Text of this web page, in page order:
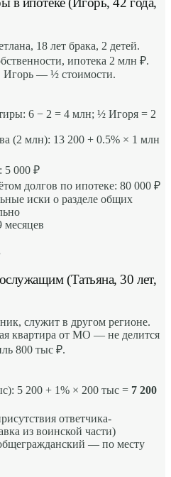
18 лет брака, 2 детей.
ипотека 2 млн ₽.
Игорь — ½ стоимости.
6 − 2 = 4 млн; ½ Игоря = 2
(2 млн): 13 200 + 0.5% × 1 млн
5 000 ₽
долгов по ипотеке: 80 000 ₽
иски о разделе общих
месяцев
(Татьяна, 30 лет,
служит в другом регионе.
квартира от МО — не делится
800 тыс ₽.
5 200 + 1% × 200 тыс = 7 200
ответчика-
из воинской части)
— по месту